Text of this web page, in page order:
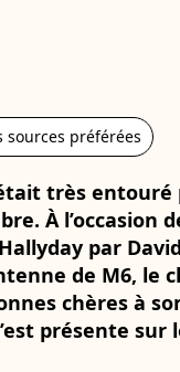
sources préférées
très entouré
À l’occasion
par
de M6, le
chères à
présente sur